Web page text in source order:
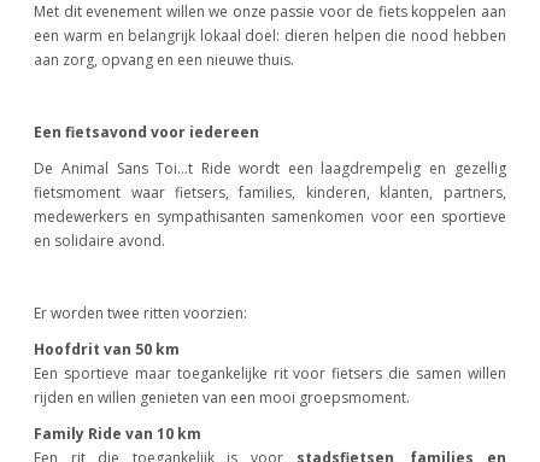
Met dit evenement willen we onze passie voor de fiets koppelen aan
een warm en belangrijk lokaal doel: dieren helpen die nood hebben
aan zorg, opvang en een nieuwe thuis.
Een fietsavond voor iedereen
De Animal Sans Toi…t Ride wordt een laagdrempelig en gezellig
fietsmoment waar fietsers, families, kinderen, klanten, partners,
medewerkers en sympathisanten samenkomen voor een sportieve
en solidaire avond.
Er worden twee ritten voorzien:
Hoofdrit van 50 km
Een sportieve maar toegankelijke rit voor fietsers die samen willen
rijden en willen genieten van een mooi groepsmoment.
Family Ride van 10 km